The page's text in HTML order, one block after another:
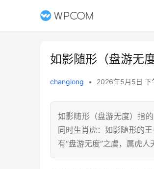
如影随形（盘游无
changlong • 2026年5月5日 下
如影随形（盘游无度）指
同时生肖虎：如影随形的
有“盘游无度”之虞，属虎